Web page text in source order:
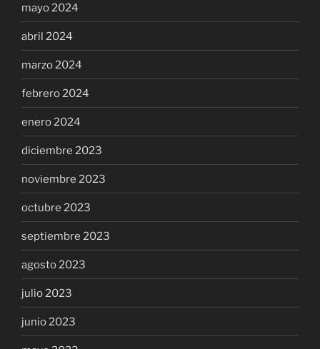
mayo 2024
abril 2024
marzo 2024
febrero 2024
enero 2024
diciembre 2023
noviembre 2023
octubre 2023
septiembre 2023
agosto 2023
julio 2023
junio 2023